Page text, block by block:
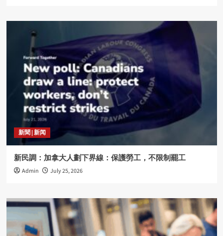
新聞 | 新闻
新民調：加拿大人劃下界線：保護勞工，不限制罷工
Admin July 25, 2026